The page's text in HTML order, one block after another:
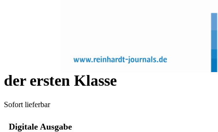
zurückgewiesenen Kindern in
der ersten Klasse
Sofort lieferbar
Digitale Ausgabe